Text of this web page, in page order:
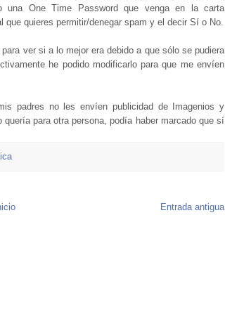
una One Time Password que venga en la carta
quieres permitir/denegar spam y el decir Sí o No.
ver si a lo mejor era debido a que sólo se pudiera
he podido modificarlo para que me envíen
padres no les envíen publicidad de Imagenios y
para otra persona, podía haber marcado que sí
Entrada antigua